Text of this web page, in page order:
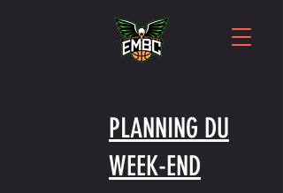
PLANNING DU
WEEK-END